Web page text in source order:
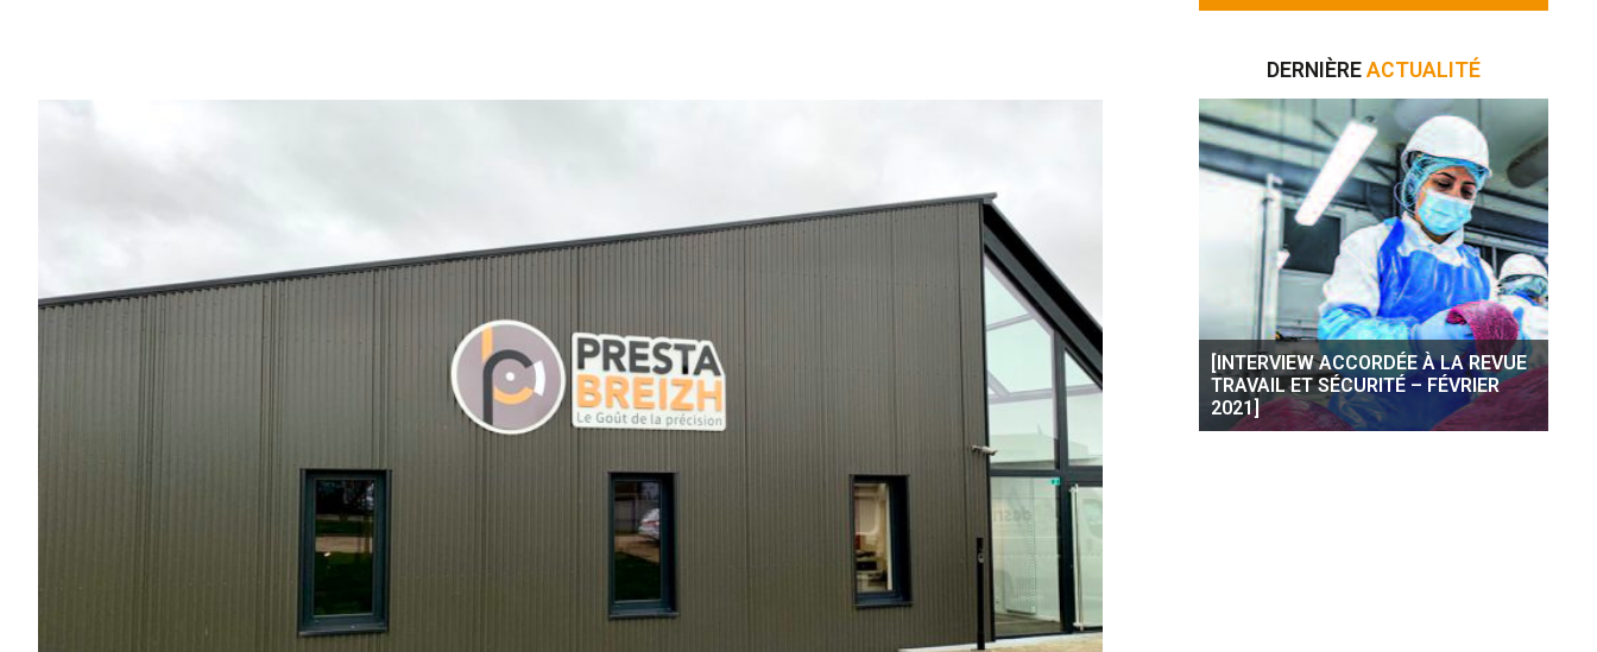
DERNIÈRE ACTUALITÉ
[INTERVIEW ACCORDÉE À LA REVUE
TRAVAIL ET SÉCURITÉ – FÉVRIER
2021]